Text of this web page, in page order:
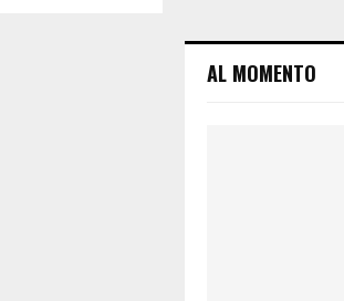
AL MOMENTO